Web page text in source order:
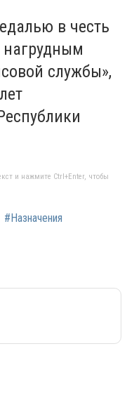
в честь
нагрудным
службы»,
и нажмите Ctrl+Enter, чтобы
#Назначения